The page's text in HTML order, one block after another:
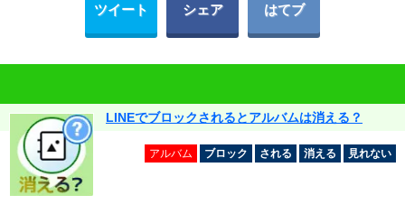
ツイート シェア はてブ
LINEでブロックされるとアルバムは消える？
アルバム ブロック される 消える 見れない